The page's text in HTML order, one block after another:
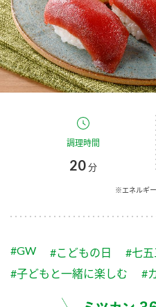
みりん風・料理酒
スープ
ふりかけ
ブランド・スペシャルサイト
商品ブランドサイト
Fibee（ファイビー）
カンタン酢
お酢ドリンク
かおりの蔵
つゆ
鍋なび
納豆のサイト
企業情報
国内事業概要
ミツカングループについて
企業理念
ミツカンを知る
水の文化センタ
お客様相談センター
調理時間
20分
※エネルギ
#GW #こどもの日
#七五
#子どもと一緒に楽しむ
#